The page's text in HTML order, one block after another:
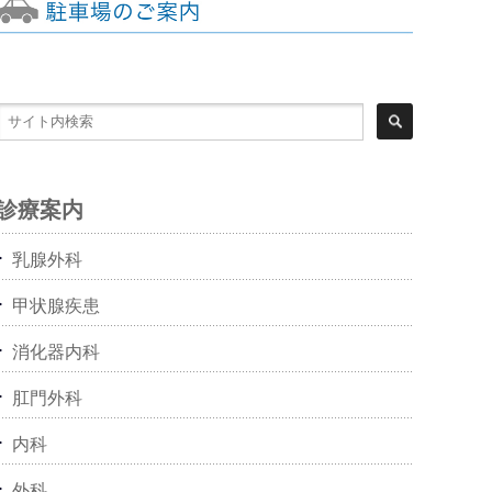
療案内
乳腺外科
甲状腺疾患
消化器内科
肛門外科
内科